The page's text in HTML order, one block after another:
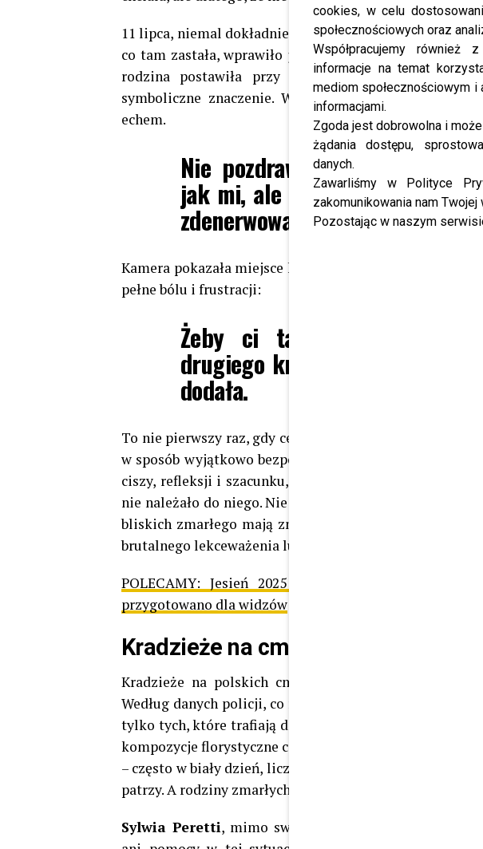
cookies, w celu
społecznościowych oraz
Współpracujemy również
informacje na temat
mediom społecznościowym
informacjami.
Zgoda jest dobrowolna i
żądania dostępu,
danych.
Zawarliśmy w Polityce
zakomunikowania nam
Pozostając w naszym
11 lipca, niemal dokładnie rok po tragedii,Sylwia
co tam zastała, wprawiło ją w gniew, który nie dał się
rodzina postawiła przy nagrobku. Dekoracja nie
symboliczne znaczenie. Wideo, które opublikowała
echem.
Nie pozdrawiam złodzieja,
jak mi, ale rodzince, krzaczka
zdenerwowana.
Kamera pokazała miejsce kradzieży, a Peretti nie
pełne bólu i frustracji:
Żeby ci tak ręce uschły.
drugiego krzaka. Zabieram go
dodała.
To nie pierwszy raz, gdy celebrytka publicznie dzieli się
w sposób wyjątkowo bezpośredni i emocjonalny. W
ciszy, refleksji i szacunku, ktoś dopuścił się czynu
nie należało do niego. Nie chodziło o cenną biżuterię
bliskich zmarłego mają znaczenie trudne do opisania.
brutalnego lekceważenia ludzkiego bólu. I niestety, nie
POLECAMY: Jesień 2025 na TVN7 – poznaj nową
przygotowano dla widzów
Kradzieże na cmentarzach to
Kradzieże na polskich cmentarzach to problem
Według danych policji, co roku zgłaszanych jest
tylko tych, które trafiają do oficjalnych statystyk. Giną
kompozycje florystyczne czy metalowe elementy
– często w biały dzień, licząc na to, że nikt nie patrzy. I
patrzy. A rodziny zmarłych czują się nie tylko bezradne,
Sylwia Peretti, mimo swojego rozpoznawalnego